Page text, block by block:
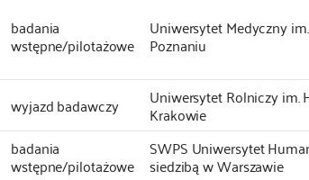
badania
wstępne/pilotażowe
Uniwersytet Medyczny
Poznaniu
wyjazd badawczy Uniwersytet Rolniczy im.
Krakowie
badania
wstępne/pilotażowe
SWPS Uniwersytet
siedzibą w Warszawie